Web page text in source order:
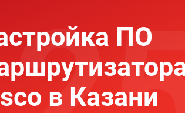
ПО
в Казани